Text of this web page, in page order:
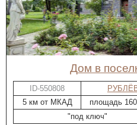
дом в
ID-550808
5 км от МКАД
площадь
"под ключ"